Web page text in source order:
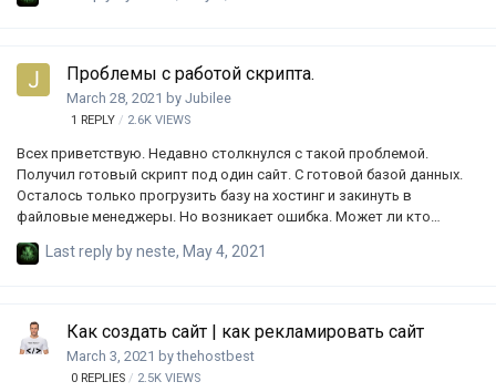
Проблемы с работой скрипта.
March 28, 2021 by Jubilee
1 REPLY 2.6K VIEWS
Всех приветствую. Недавно столкнулся с такой проблемой.
Получил готовый скрипт под один сайт. С готовой базой данных.
Осталось только прогрузить базу на хостинг и закинуть в
файловые менеджеры. Но возникает ошибка. Может ли кто
скрипт вообще жить и работать?
Last reply byneste, May 4, 2021
Как создать сайт | как рекламировать сайт
March 3, 2021 bythehostbest
0 REPLIES 2.5K VIEWS